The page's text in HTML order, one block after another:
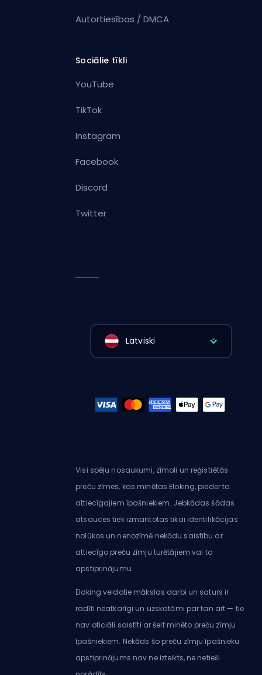
Autortiesības / DMCA
Sociālie tīkli
YouTube
TikTok
Instagram
Facebook
Discord
Twitter
Latviski
Visi spēļu nosaukumi, zīmoli un reģistrētās
preču zīmes, kas minētas Eloking, pieder to
attiecīgajiem īpašniekiem. Jebkādas šādas
atsauces tiek izmantotas tikai identifikācijas
nolūkos un nenozīmē nekādu saistību ar
attiecīgo preču zīmju turētājiem vai to
apstiprinājumu.
Eloking veidotie mākslas darbi un saturs ir
radīti neatkarīgi un uzskatāmi par fan art — tie
nav oficiāli saistīti ar šeit minēto preču zīmju
īpašniekiem. Nekāds šo preču zīmju īpašnieku
apstiprinājums nav ne izteikts, ne netieši